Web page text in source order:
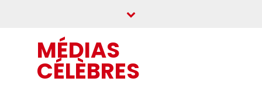
MÉDIAS
CÉLÈBRES